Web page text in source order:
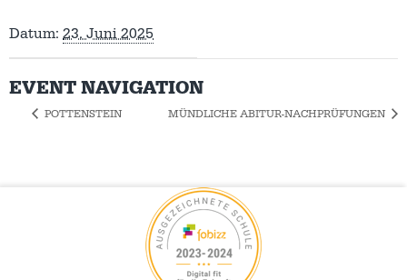
Datum: 23. Juni 2025
EVENT NAVIGATION
POTTENSTEIN MÜNDLICHE ABITUR-NACHPRÜFUNGEN